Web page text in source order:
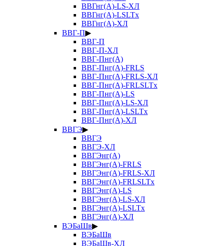
ВВГнг(А)-LS-ХЛ
ВВГнг(А)-LSLTx
ВВГнг(А)-ХЛ
ВВГ-П▶
ВВГ-П
ВВГ-П-ХЛ
ВВГ-Пнг(А)
ВВГ-Пнг(А)-FRLS
ВВГ-Пнг(А)-FRLS-ХЛ
ВВГ-Пнг(А)-FRLSLTx
ВВГ-Пнг(А)-LS
ВВГ-Пнг(А)-LS-ХЛ
ВВГ-Пнг(А)-LSLTx
ВВГ-Пнг(А)-ХЛ
ВВГЭ▶
ВВГЭ
ВВГЭ-ХЛ
ВВГЭнг(А)
ВВГЭнг(А)-FRLS
ВВГЭнг(А)-FRLS-ХЛ
ВВГЭнг(А)-FRLSLTx
ВВГЭнг(А)-LS
ВВГЭнг(А)-LS-ХЛ
ВВГЭнг(А)-LSLTx
ВВГЭнг(А)-ХЛ
ВЭБаШв▶
ВЭБаШв
ВЭБаШв-ХЛ